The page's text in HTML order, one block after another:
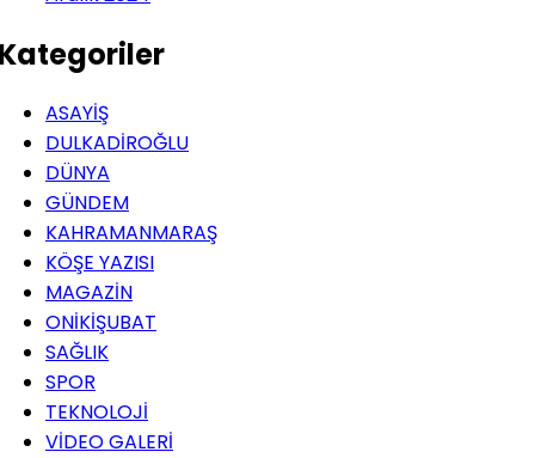
ASAYİŞ
DULKADİROĞLU
DÜNYA
GÜNDEM
KAHRAMANMARAŞ
KÖŞE YAZISI
MAGAZİN
ONİKİŞUBAT
SAĞLIK
SPOR
TEKNOLOJİ
VİDEO GALERİ